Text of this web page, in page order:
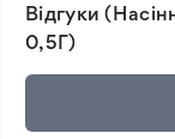
🛡️ Захист
не відповідає
Відгуки
0,5Г)